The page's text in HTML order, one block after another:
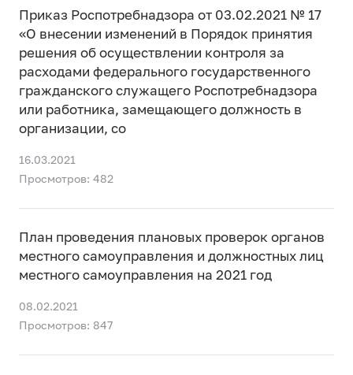
Приказ Роспотребнадзора от 03.02.2021 № 17
«О внесении изменений в Порядок принятия
решения об осуществлении контроля за
расходами федерального государственного
гражданского служащего Роспотребнадзора
или работника, замещающего должность в
организации, со
16.03.2021
Просмотров: 482
План проведения плановых проверок органов
местного самоуправления и должностных лиц
местного самоуправления на 2021 год
08.02.2021
Просмотров: 847